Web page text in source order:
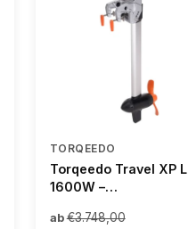
TORQEEDO
Torqeedo Travel XP L
1600W –
Elektro-Außenborder
ab€3.748,00